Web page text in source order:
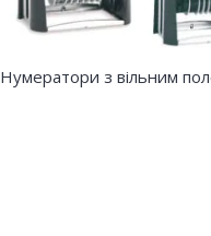
Нумератори з вільним